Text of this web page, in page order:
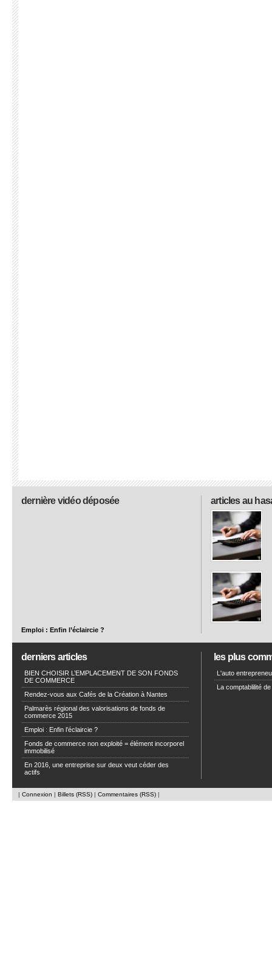
articles au
dernière vidéo déposée
Emploi : Enfin l’éclaircie ?
derniers articles
BIEN CHOISIR L’EMPLACEMENT DE SON FONDS
DE COMMERCE
Rendez-vous aux Cafés de la Création à Nantes
Palmarès régional des valorisations de fonds de
commerce 2015
Emploi : Enfin l’éclaircie ?
Fonds de commerce non exploité = élément incorporel
immobilisé
En 2016, une entreprise sur deux veut céder des
actifs
les plus
L'auto
La comptablilité
| Connexion | Billets (RSS) | Commentaires (RSS) |